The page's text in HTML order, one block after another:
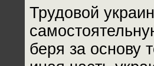
Трудовой
беря за основу